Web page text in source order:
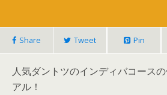
Share Tweet Pin
人気ダントツのインディバコース
アル！